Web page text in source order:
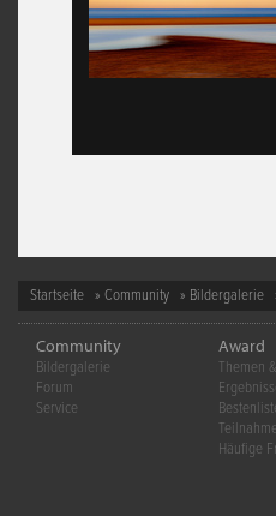
Startseite » Community » Bildergalerie
Community
Bildergalerie
Forum
Service
Award
Themen
Häufige